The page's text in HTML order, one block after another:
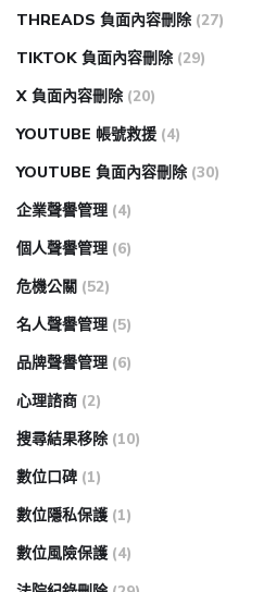
THREADS 負面內容刪除 (27)
TIKTOK 負面內容刪除 (29)
X 負面內容刪除 (20)
YOUTUBE 帳號救援 (4)
YOUTUBE 負面內容刪除 (30)
企業聲譽管理 (4)
個人聲譽管理 (6)
危機公關 (52)
名人聲譽管理 (5)
品牌聲譽管理 (6)
心理諮商 (2)
搜尋結果移除 (10)
數位口碑 (1)
數位隱私保護 (1)
數位風險保護 (4)